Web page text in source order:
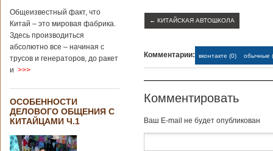
Общеизвестный факт, что
Китай – это мировая фабрика.
Здесь производиться
абсолютно все – начиная с
трусов и генераторов, до ракет
и >>>
ОСОБЕННОСТИ
ДЕЛОВОГО ОБЩЕНИЯ С
КИТАЙЦАМИ Ч.1
← КИТАЙСКАЯ АВТОШКОЛА
Комментарии: вконтакте (0) обычные
Комментировать
Baш E-mail не будет опубликован